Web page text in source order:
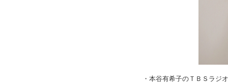
・本谷有希子のＴＢＳラジ